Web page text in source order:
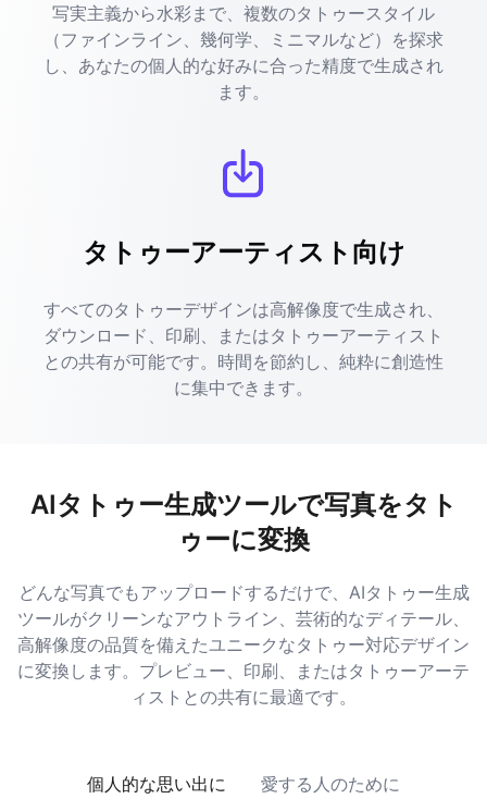
写実主義から水彩まで、複数のタトゥースタイル
（ファインライン、幾何学、ミニマルなど）を探求
し、あなたの個人的な好みに合った精度で生成され
ます。
タトゥーアーティスト向け
すべてのタトゥーデザインは高解像度で生成され、
ダウンロード、印刷、またはタトゥーアーティスト
との共有が可能です。時間を節約し、純粋に創造性
に集中できます。
AIタトゥー生成ツールで写真をタト
ゥーに変換
どんな写真でもアップロードするだけで、AIタトゥー生成
ツールがクリーンなアウトライン、芸術的なディテール、
高解像度の品質を備えたユニークなタトゥー対応デザイン
に変換します。プレビュー、印刷、またはタトゥーアーテ
ィストとの共有に最適です。
個人的な思い出に
愛する人のために